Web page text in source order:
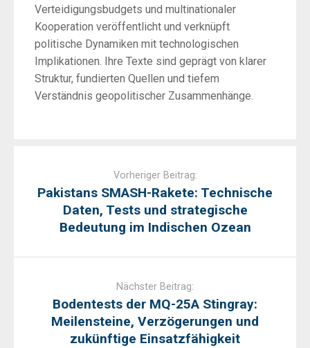
Verteidigungsbudgets und multinationaler
Kooperation veröffentlicht und verknüpft
politische Dynamiken mit technologischen
Implikationen. Ihre Texte sind geprägt von klarer
Struktur, fundierten Quellen und tiefem
Verständnis geopolitischer Zusammenhänge.
Vorheriger Beitrag:
Pakistans SMASH-Rakete: Technische
Daten, Tests und strategische
Bedeutung im Indischen Ozean
Nächster Beitrag:
Bodentests der MQ-25A Stingray:
Meilensteine, Verzögerungen und
zukünftige Einsatzfähigkeit